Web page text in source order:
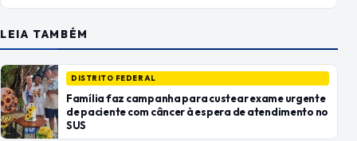
LEIA TAMBÉM
DISTRITO FEDERAL
Família faz campanha para custear exame urgente
de paciente com câncer à espera de atendimento no
SUS